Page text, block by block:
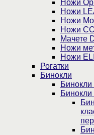
Ножи
Ножи
Ножи
Ножи
Мачете
Ножи
Ножи
Рогатки
Бинокли
Бинокли
Бинокли